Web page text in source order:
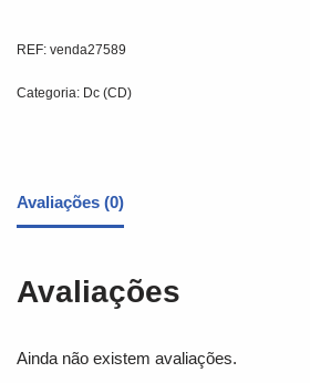
REF: venda27589
Categoria: Dc (CD)
Avaliações (0)
Avaliações
Ainda não existem avaliações.